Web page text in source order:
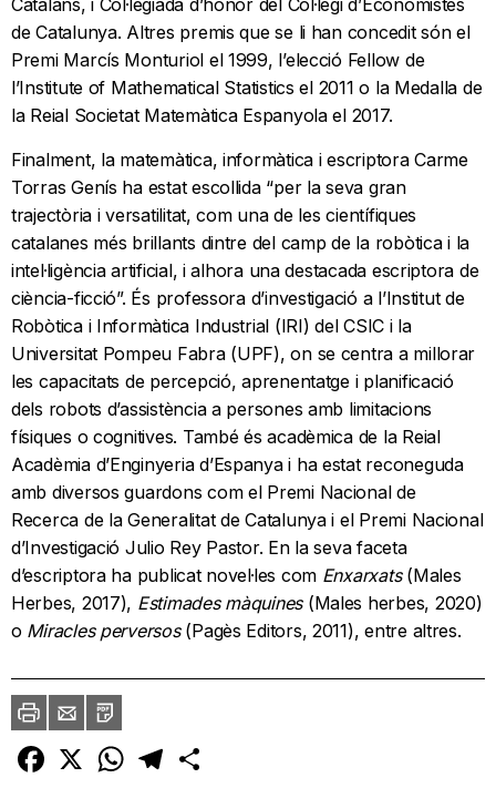
Catalans, i Col·legiada d’honor del Col·legi d’Economistes
de Catalunya. Altres premis que se li han concedit són el
Premi Marcís Monturiol el 1999, l’elecció Fellow de
l’Institute of Mathematical Statistics el 2011 o la Medalla de
la Reial Societat Matemàtica Espanyola el 2017.
Finalment, la matemàtica, informàtica i escriptora Carme
Torras Genís ha estat escollida “per la seva gran
trajectòria i versatilitat, com una de les científiques
catalanes més brillants dintre del camp de la robòtica i la
intel·ligència artificial, i alhora una destacada escriptora de
ciència-ficció”. És professora d’investigació a l’Institut de
Robòtica i Informàtica Industrial (IRI) del CSIC i la
Universitat Pompeu Fabra (UPF), on se centra a millorar
les capacitats de percepció, aprenentatge i planificació
dels robots d’assistència a persones amb limitacions
físiques o cognitives. També és acadèmica de la Reial
Acadèmia d’Enginyeria d’Espanya i ha estat reconeguda
amb diversos guardons com el Premi Nacional de
Recerca de la Generalitat de Catalunya i el Premi Nacional
d’Investigació Julio Rey Pastor. En la seva faceta
d’escriptora ha publicat novel·les com Enxarxats(Males
Herbes, 2017), Estimades màquines(Males herbes, 2020)
o Miracles perversos(Pagès Editors, 2011), entre altres.
ImprimirEnvia
un
amic
PDF
Facebook
X WhatsAppTelegram